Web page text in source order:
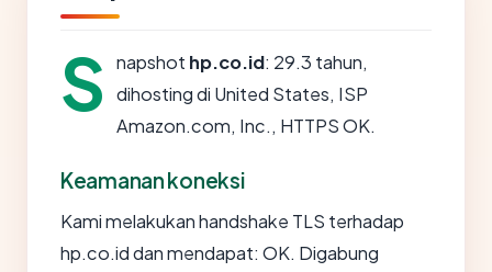
S napshot hp.co.id: 29.3 tahun,
dihosting di United States, ISP
Amazon.com, Inc., HTTPS OK.
Keamanan koneksi
Kami melakukan handshake TLS terhadap
hp.co.id dan mendapat: OK. Digabung